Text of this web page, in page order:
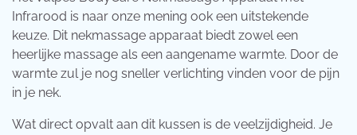
Infrarood is naar onze mening ook een uitstekende
keuze. Dit nekmassage apparaat biedt zowel een
heerlijke massage als een aangename warmte. Door de
warmte zul je nog sneller verlichting vinden voor de pijn
in je nek.
Wat direct opvalt aan dit kussen is de veelzijdigheid. Je